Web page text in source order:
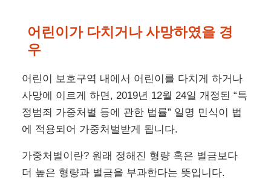
어린이가 다치거나 사망하였을 경
우
어린이 보호구역 내에서 어린이를 다치게 하거나
사망에 이르게 하면, 2019년 12월 24일 개정된 “특
정범죄 가중처벌 등에 관한 법률” 일명 민식이 법
에 적용되어 가중처벌받게 됩니다.
가중처벌이란? 원래 정해진 형량 혹은 벌금보다
더 높은 형량과 벌금을 부과한다는 뜻입니다.